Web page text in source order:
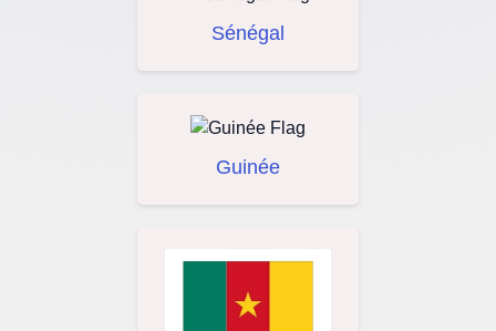
Sénégal
Guinée